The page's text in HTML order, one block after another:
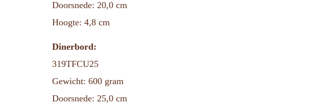
Doorsnede: 20,0 cm
Hoogte: 4,8 cm
Dinerbord:
319TFCU25
Gewicht: 600 gram
Doorsnede: 25,0 cm